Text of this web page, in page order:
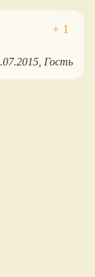
Гость